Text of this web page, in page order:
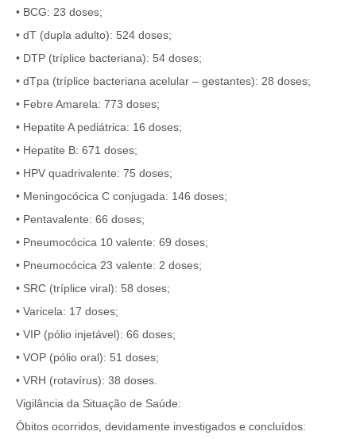
• BCG: 23 doses;
• dT (dupla adulto): 524 doses;
• DTP (tríplice bacteriana): 54 doses;
• dTpa (tríplice bacteriana acelular – gestantes): 28 doses;
• Febre Amarela: 773 doses;
• Hepatite A pediátrica: 16 doses;
• Hepatite B: 671 doses;
• HPV quadrivalente: 75 doses;
• Meningocócica C conjugada: 146 doses;
• Pentavalente: 66 doses;
• Pneumocócica 10 valente: 69 doses;
• Pneumocócica 23 valente: 2 doses;
• SRC (tríplice viral): 58 doses;
• Varicela: 17 doses;
• VIP (pólio injetável): 66 doses;
• VOP (pólio oral): 51 doses;
• VRH (rotavírus): 38 doses.
Vigilância da Situação de Saúde:
Óbitos ocorridos, devidamente investigados e concluídos: